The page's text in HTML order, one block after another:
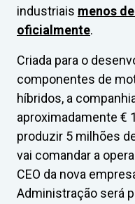
industriais menos
oficialmente.
Criada para o
componentes de
híbridos, a
aproximadamente €
produzir 5 milhões
vai comandar a
CEO da nova
Administração será